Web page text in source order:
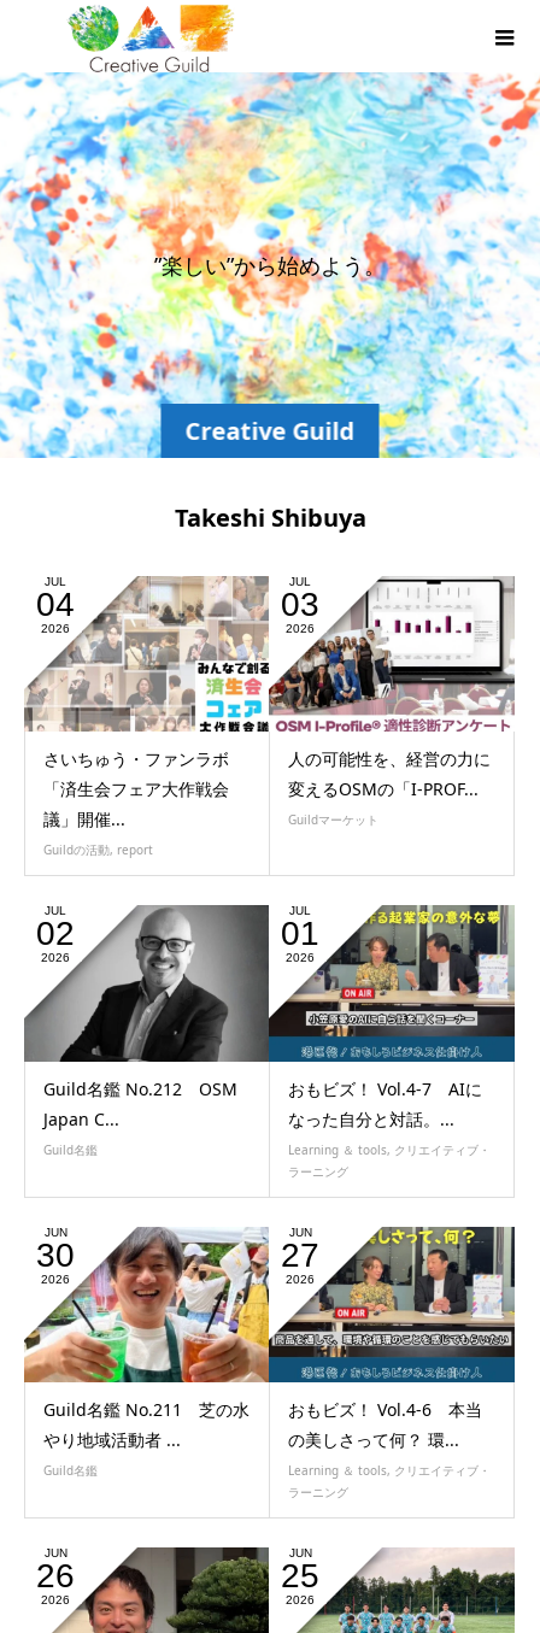
Creative Guild
”楽しい”から始めよう。
Takeshi Shibuya
JUL
04
2026
さいちゅう・ファンラボ
「済生会フェア大作戦会
議」開催...
Guildの活動, report
JUL
03
2026
人の可能性を、経営の力に
変えるOSMの「I-PROF...
Guildマーケット
JUL
02
2026
Guild名鑑 No.212 OSM
Japan C...
Guild名鑑
JUL
01
2026
おもビズ！ Vol.4-7 AIに
なった自分と対話。...
Learning ＆ tools, クリエイティブ・
ラーニング
JUN
30
2026
Guild名鑑 No.211 芝の水
やり地域活動者 ...
Guild名鑑
JUN
27
2026
おもビズ！ Vol.4-6 本当
の美しさって何？ 環...
Learning ＆ tools, クリエイティブ・
ラーニング
JUN
26
2026
JUN
25
2026